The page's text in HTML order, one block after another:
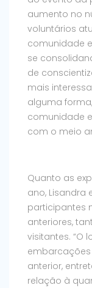
aumento no
voluntários
comunidade
se
de
mais
alguma
comunidade
com o meio
Quanto as
ano, Lisandra
participantes
anteriores,
visitantes. “O
anterior,
relação à